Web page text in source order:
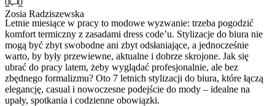
Zosia Radziszewska
Letnie miesiące w pracy to modowe wyzwanie: trzeba pogodzić
komfort termiczny z zasadami dress code’u. Stylizacje do biura nie
mogą być zbyt swobodne ani zbyt odsłaniające, a jednocześnie
warto, by były przewiewne, aktualne i dobrze skrojone. Jak się
ubrać do pracy latem, żeby wyglądać profesjonalnie, ale bez
zbędnego formalizmu? Oto 7 letnich stylizacji do biura, które łączą
elegancję, casual i nowoczesne podejście do mody – idealne na
upały, spotkania i codzienne obowiązki.